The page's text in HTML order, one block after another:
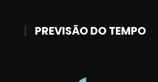
PREVISÃO DO TEMPO